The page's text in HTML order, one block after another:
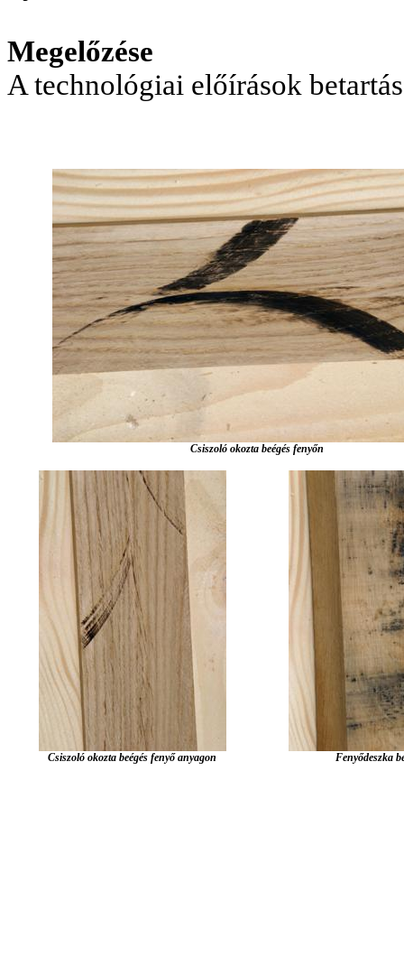
Megelőzése
A technológiai előírások
Csiszoló okozta beégés fenyőn
Csiszoló okozta beégés fenyő anyagon Fenyődeszka